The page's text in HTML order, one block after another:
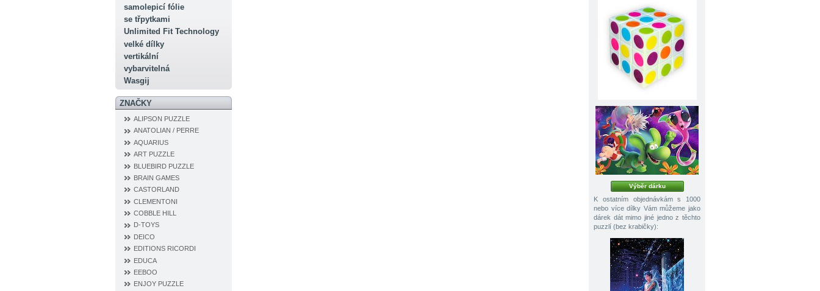
samolepicí fólie
se třpytkami
Unlimited Fit Technology
velké dílky
vertikální
vybarvitelná
Wasgij
ZNAČKY
ALIPSON PUZZLE
ANATOLIAN / PERRE
AQUARIUS
ART PUZZLE
BLUEBIRD PUZZLE
BRAIN GAMES
CASTORLAND
CLEMENTONI
COBBLE HILL
D‐TOYS
DEICO
EDITIONS RICORDI
EDUCA
EEBOO
ENJOY PUZZLE
Výběr dárku
K ostatním objednávkám s 1000
nebo více dílky Vám můžeme jako
dárek dát mimo jiné jedno z těchto
puzzlí (bez krabičky):